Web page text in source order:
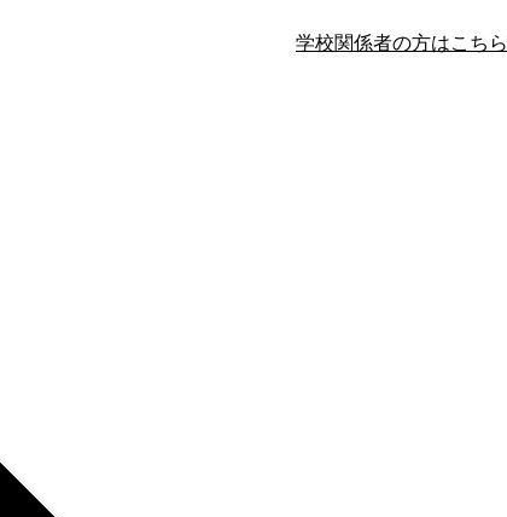
学校関係者の方はこちら